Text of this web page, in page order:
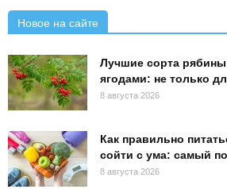
Новое на сайте
Лучшие сорта
ягодами: не только
8 августа 2026
Как правильно
сойти с ума: самый
8 августа 2026